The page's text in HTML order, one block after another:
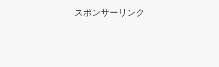
スポンサーリンク